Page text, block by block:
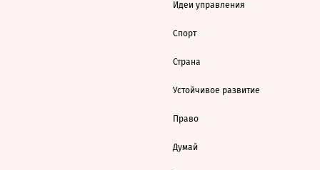
Идеи управления
Спорт
Страна
Устойчивое развитие
Право
Думай